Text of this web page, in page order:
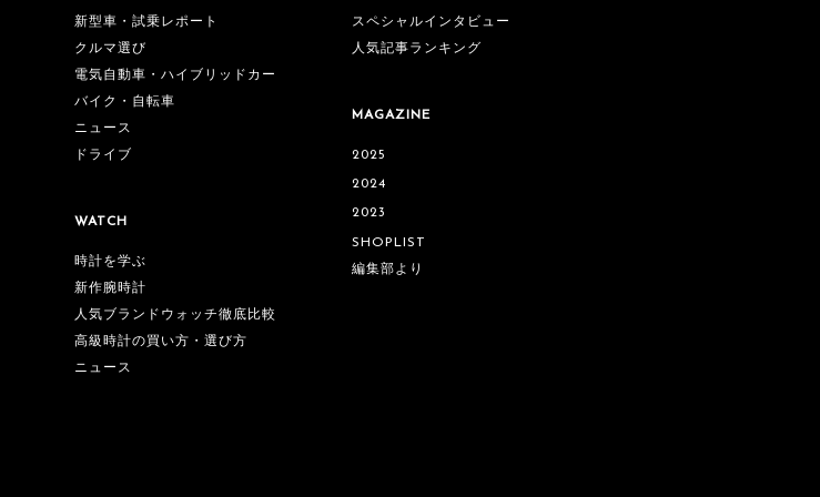
新型車・試乗レポート
クルマ選び
電気自動車・ハイブリッドカー
バイク・自転車
ニュース
ドライブ
WATCH
時計を学ぶ
新作腕時計
人気ブランドウォッチ徹底比較
高級時計の買い方・選び方
ニュース
スペシャルインタビュー
人気記事ランキング
MAGAZINE
2025
2024
2023
SHOPLIST
編集部より